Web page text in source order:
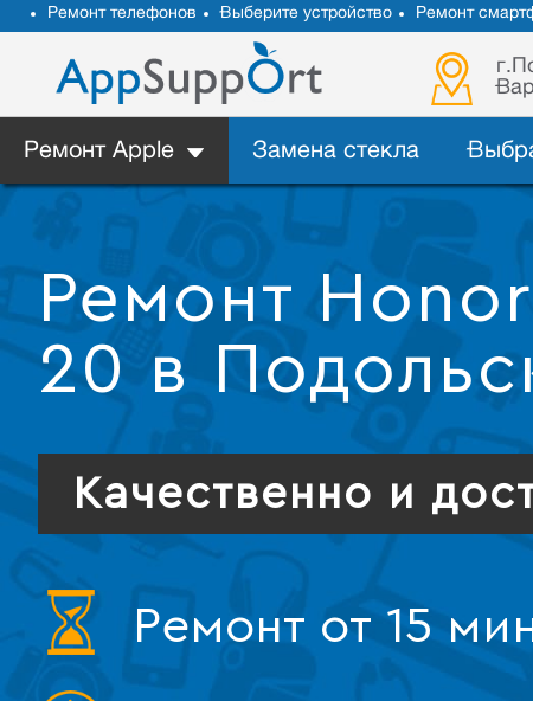
Ремонт телефонов Выберите устройство Ремонт
Ремонт Apple Замена стекла
Ремонт
20 в
Качественно и
Ремонт от 15